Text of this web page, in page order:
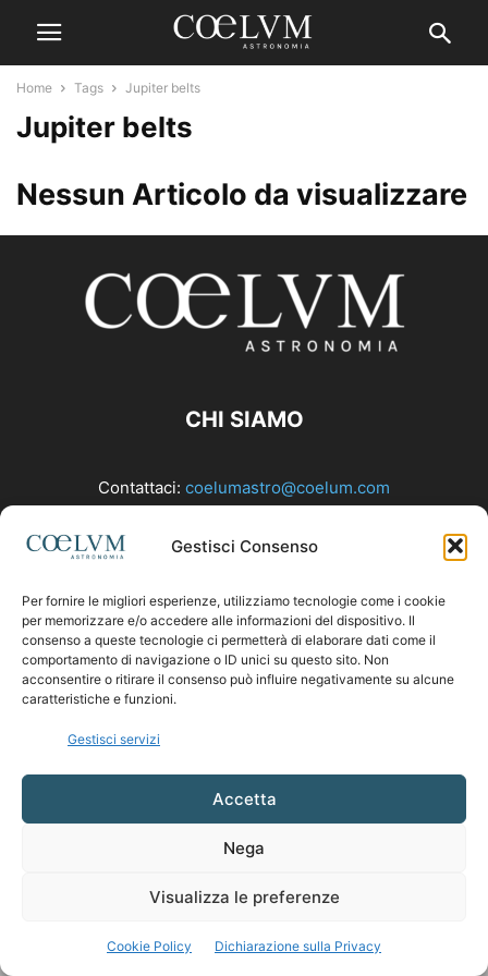
Gestisci Consenso
Per fornire le migliori esperienze, utilizziamo tecnologie come i cookie
per memorizzare e/o accedere alle informazioni del dispositivo. Il
consenso a queste tecnologie ci permetterà di elaborare dati come il
comportamento di navigazione o ID unici su questo sito. Non
acconsentire o ritirare il consenso può influire negativamente su alcune
caratteristiche e funzioni.
Gestisci servizi
Accetta
Nega
Visualizza le preferenze
Cookie Policy Dichiarazione sulla Privacy
Home Tags Jupiter belts
Jupiter belts
Nessun Articolo da visualizzare
CHI SIAMO
Contattaci: coelumastro@coelum.com
SEGUICI